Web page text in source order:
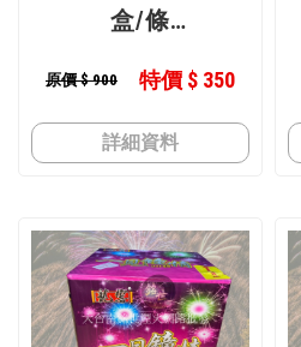
盒/條
原價 $ 900 特價 $ 350
詳細資料